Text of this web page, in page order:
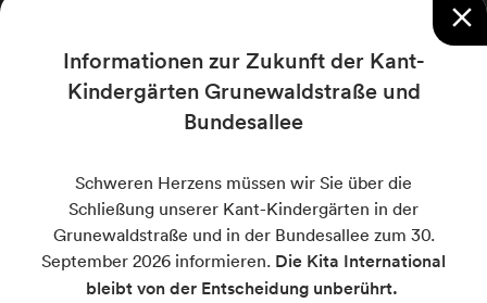
Private Kant-Schulen
Kant-Grundschule
Internationale Schule Berlin
Berlin International School
close
Informationen zur Zukunft der Kant-
Kindergärten Grunewaldstraße und
Bundesallee
Schweren Herzens müssen wir Sie über die
Schließung unserer Kant-Kindergärten in der
Grunewaldstraße und in der Bundesallee zum 30.
September 2026 informieren. Die Kita International
bleibt von der Entscheidung unberührt.